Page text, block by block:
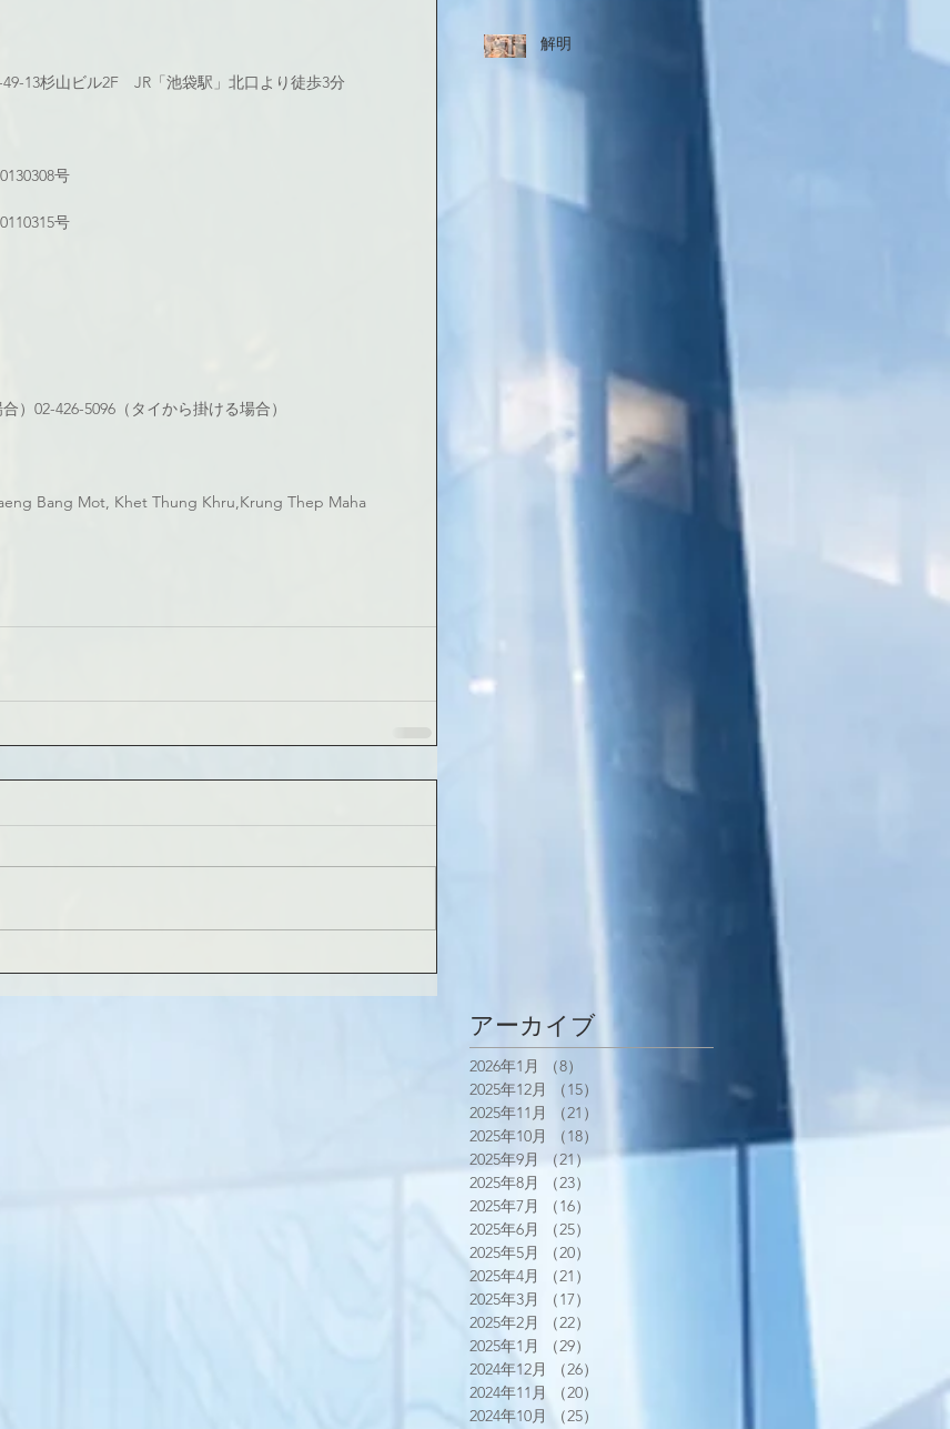
13杉山ビル2F　JR「池袋駅」北口より徒歩3分
号
号
）02-426-5096（タイから掛ける場合）
Bang Mot, Khet Thung Khru,Krung Thep Maha
解明
アーカイブ
2026年1月 （8）
2025年12月
（15）
2025年11月
（21）
2025年10月
（18）
2025年9月
（21）21件の記事
2025年8月
（23）
2025年7月
（16）
2025年6月
（25）
2025年5月
（20）
2025年4月
（21）
2025年3月
（17）
2025年2月
（22）
2025年1月
（29）
2024年12月
（26）
2024年11月
（20）
2024年10月
（25）